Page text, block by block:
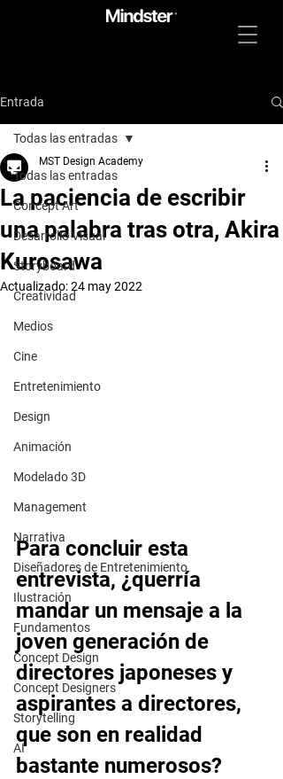
Entrada
Todas las entradas
Concept Art
Desarrollo Visual
Storyboard
Creatividad
Medios
Cine
Entretenimiento
Design
Animación
Modelado 3D
Management
Narrativa
Diseñadores de Entretenimiento
Ilustración
Fundamentos
Concept Design
Concept Designers
Storytelling
AI
Todas las entradas
La paciencia de escribir
una palabra tras otra, Akira
Kurosawa
MST Design Academy
Actualizado:24 may 2022
Para concluir esta
entrevista, ¿querría
mandar un mensaje a la
joven generación de
directores japoneses y
aspirantes a directores,
que son en realidad
bastante numerosos?